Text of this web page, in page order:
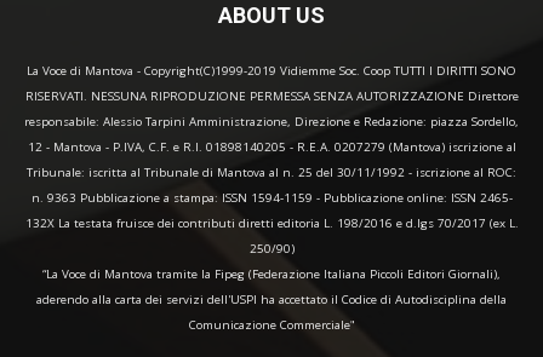
ABOUT US
La Voce di Mantova - Copyright(C)1999-2019 Vidiemme Soc. Coop TUTTI I DIRITTI SONO
RISERVATI. NESSUNA RIPRODUZIONE PERMESSA SENZA AUTORIZZAZIONE Direttore
responsabile: Alessio Tarpini Amministrazione, Direzione e Redazione: piazza Sordello,
12 - Mantova - P.IVA, C.F. e R.I. 01898140205 - R.E.A. 0207279 (Mantova) iscrizione al
Tribunale: iscritta al Tribunale di Mantova al n. 25 del 30/11/1992 - iscrizione al ROC:
n. 9363 Pubblicazione a stampa: ISSN 1594-1159 - Pubblicazione online: ISSN 2465-
132X La testata fruisce dei contributi diretti editoria L. 198/2016 e d.lgs 70/2017 (ex L.
250/90)
“La Voce di Mantova tramite la Fipeg (Federazione Italiana Piccoli Editori Giornali),
aderendo alla carta dei servizi dell'USPI ha accettato il Codice di Autodisciplina della
Comunicazione Commerciale"